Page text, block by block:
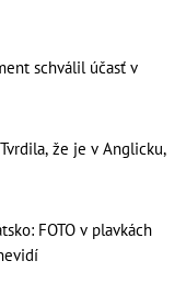
schválil účasť v
že je v Anglicku,
FOTO v plavkách